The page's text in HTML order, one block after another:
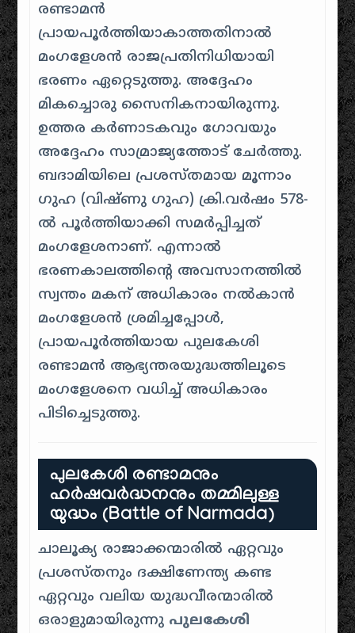
രണ്ടാമൻ
പ്രായപൂർത്തിയാകാത്തതിനാൽ
മംഗളേശൻ രാജപ്രതിനിധിയായി
ഭരണം ഏറ്റെടുത്തു. അദ്ദേഹം
മികച്ചൊരു സൈനികനായിരുന്നു.
ഉത്തര കർണാടകവും ഗോവയും
അദ്ദേഹം സാമ്രാജ്യത്തോട് ചേർത്തു.
ബദാമിയിലെ പ്രശസ്തമായ മൂന്നാം
ഗുഹ (വിഷ്ണു ഗുഹ) ക്രി.വർഷം 578-
ൽ പൂർത്തിയാക്കി സമർപ്പിച്ചത്
മംഗളേശനാണ്. എന്നാൽ
ഭരണകാലത്തിന്റെ അവസാനത്തിൽ
സ്വന്തം മകന് അധികാരം നൽകാൻ
മംഗളേശൻ ശ്രമിച്ചപ്പോൾ,
പ്രായപൂർത്തിയായ പുലകേശി
രണ്ടാമൻ ആഭ്യന്തരയുദ്ധത്തിലൂടെ
മംഗളേശനെ വധിച്ച് അധികാരം
പിടിച്ചെടുത്തു.
പുലകേശി രണ്ടാമനും
ഹർഷവർദ്ധനനും തമ്മിലുള്ള
യുദ്ധം (Battle of Narmada)
ചാലൂക്യ രാജാക്കന്മാരിൽ ഏറ്റവും
പ്രശസ്തനും ദക്ഷിണേന്ത്യ കണ്ട
ഏറ്റവും വലിയ യുദ്ധവീരന്മാരിൽ
ഒരാളുമായിരുന്നു പുലകേശി